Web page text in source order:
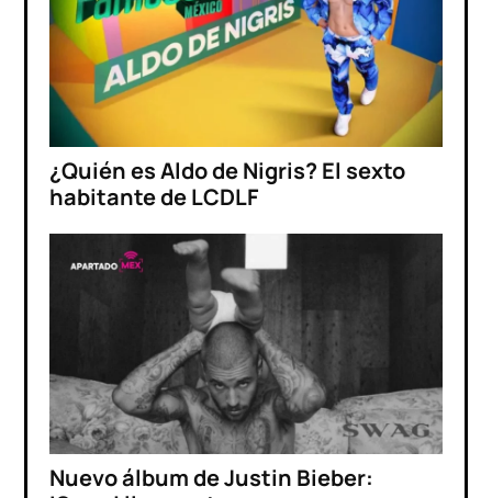
¿Quién es Aldo de Nigris? El sexto
habitante de LCDLF
Nuevo álbum de Justin Bieber: